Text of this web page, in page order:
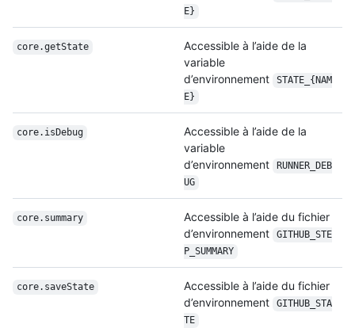
E}
core.getState
Accessible à l’aide de la
variable
d’environnement
STATE_{NAM
E}
core.isDebug
Accessible à l’aide de la
variable
d’environnement
RUNNER_DEB
UG
core.summary
Accessible à l’aide du fichier
d’environnement
GITHUB_STE
P_SUMMARY
core.saveState
Accessible à l’aide du fichier
d’environnement
GITHUB_STA
TE